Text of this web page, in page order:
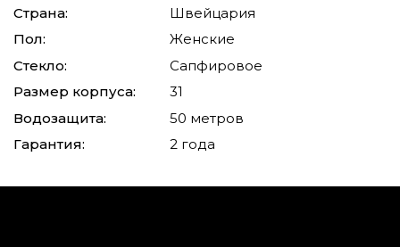
Страна:
Швейцария
Пол:
Женские
Стекло:
Сапфировое
Размер корпуса:
31
Водозащита:
50 метров
Гарантия:
2 года